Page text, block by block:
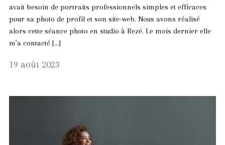
avait besoin de portraits professionnels simples et efficaces
pour sa photo de profil et son site-web. Nous avons réalisé
alors cette séance photo en studio à Rezé. Le mois dernier elle
m’a contacté […]
19 août 2023